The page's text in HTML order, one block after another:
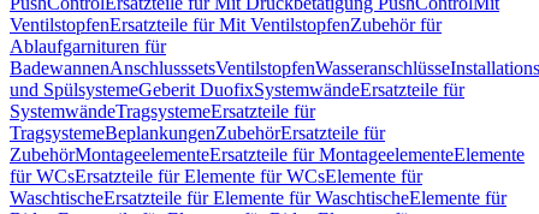
VentilstopfenErsatzteile für Mit VentilstopfenZubehör für
Ablaufgarnituren für
BadewannenAnschlusssetsVentilstopfenWasseranschlüsse
und SpülsystemeGeberit DuofixSystemwändeErsatzteile für
SystemwändeTragsystemeErsatzteile für
TragsystemeBeplankungenZubehörErsatzteile für
ZubehörMontageelementeErsatzteile für MontageelementeElemente
für WCsErsatzteile für Elemente für WCsElemente für
WaschtischeErsatzteile für Elemente für WaschtischeElemente für